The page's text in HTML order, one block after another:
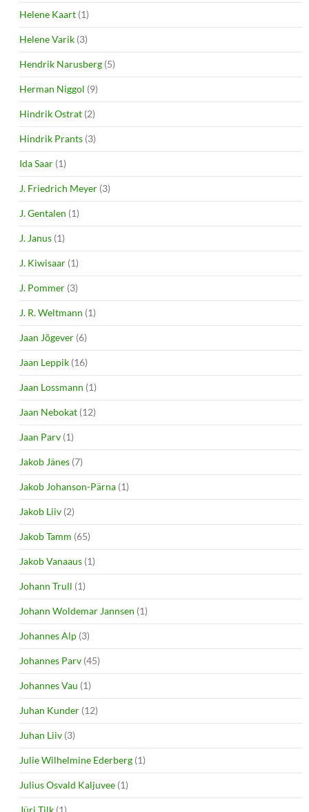
Helene Kaart (1)
Helene Varik (3)
Hendrik Narusberg (5)
Herman Niggol (9)
Hindrik Ostrat (2)
Hindrik Prants (3)
Ida Saar (1)
J. Friedrich Meyer (3)
J. Gentalen (1)
J. Janus (1)
J. Kiwisaar (1)
J. Pommer (3)
J. R. Weltmann (1)
Jaan Jõgever (6)
Jaan Leppik (16)
Jaan Lossmann (1)
Jaan Nebokat (12)
Jaan Parv (1)
Jakob Jänes (7)
Jakob Johanson-Pärna (1)
Jakob Liiv (2)
Jakob Tamm (65)
Jakob Vanaaus (1)
Johann Trull (1)
Johann Woldemar Jannsen (1)
Johannes Alp (3)
Johannes Parv (45)
Johannes Vau (1)
Juhan Kunder (12)
Juhan Liiv (3)
Julie Wilhelmine Ederberg (1)
Julius Osvald Kaljuvee (1)
Jüri Tilk (1)